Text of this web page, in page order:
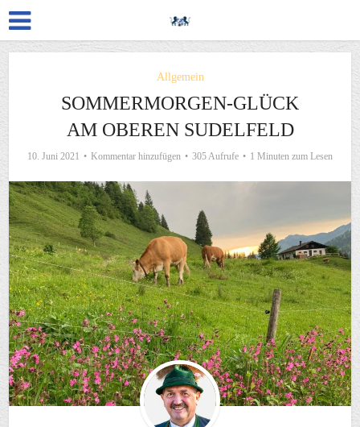
Allgemein
SOMMERMORGEN-GLÜCK
AM OBEREN SUDELFELD
10. Juni 2021 Kommentar hinzufügen 305 Aufrufe 1 Minuten zum Lesen